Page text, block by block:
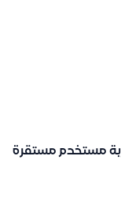
مستخدم مستقرة